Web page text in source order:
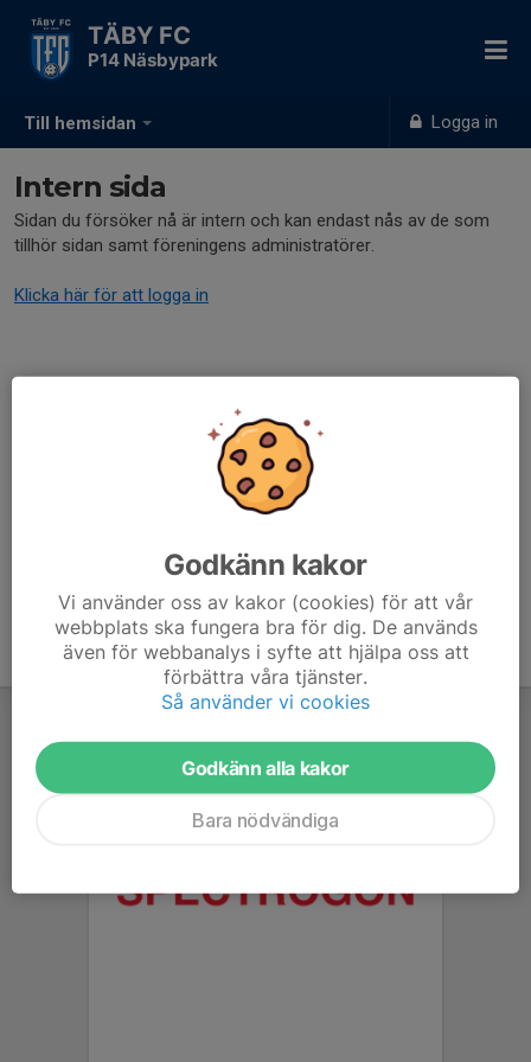
Till hemsidan Logga in
TÄBY FC
P14 Näsbypark
Intern sida
Sidan du försöker nå är intern och kan endast nås av de som
tillhör sidan samt föreningens administratörer.
Klicka här för att logga in
Godkänn kakor
Vi använder oss av kakor (cookies) för att vår
webbplats ska fungera bra för dig. De används
även för webbanalys i syfte att hjälpa oss att
förbättra våra tjänster.
Så använder vi cookies
Godkänn alla kakor
Bara nödvändiga